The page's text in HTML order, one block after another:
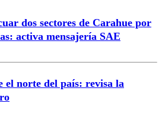
dos sectores de Carahue por
activa mensajería SAE
el norte del país: revisa la